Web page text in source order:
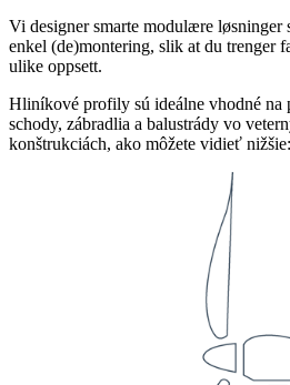
Vi designer smarte modulære løsninger
enkel (de)montering, slik at du trenger
ulike oppsett.
Hliníkové profily sú ideálne vhodné na
schody, zábradlia a balustrády vo
konštrukciách, ako môžete vidieť nižšie: